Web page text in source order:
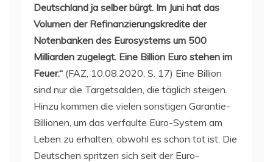
Deutschland ja selber bürgt. Im Juni hat das
Volumen der Refinanzierungskredite der
Notenbanken des Eurosystems um 500
Milliarden zugelegt. Eine Billion Euro stehen im
Feuer.“ (FAZ, 10.08.2020, S. 17) Eine Billion
sind nur die Targetsalden, die täglich steigen.
Hinzu kommen die vielen sonstigen Garantie-
Billionen, um das verfaulte Euro-System am
Leben zu erhalten, obwohl es schon tot ist. Die
Deutschen spritzen sich seit der Euro-